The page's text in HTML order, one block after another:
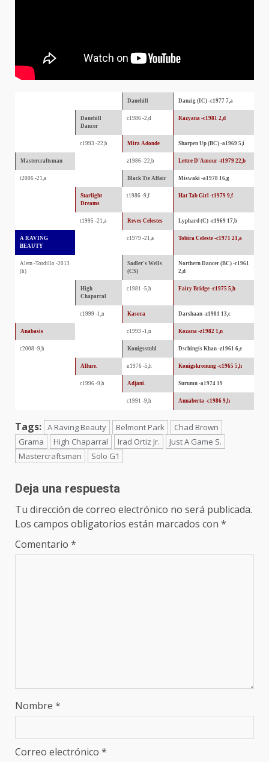
Danehill Danzig (IC) -c1977 7,a
Danehill
Dancer
c1986 -2,d Razyana -c1981 2,d
c1993 -22,b Mira Adonde Sharpen Up (BC) -a1969 5,i
Mastercraftsman z1986 -22,b Lettre D'Amour -t1979 22,b
t2006 -21,a Black Tie Affair Miswaki -a1978 16,g
Starlight
Dreams
t1986 -9,f Hat Tab Girl -t1979 9,f
t1995 -21,a Reves Celestes Lyphard (C) -c1969 17,b
A RAVING
BEAUTY
c1979 -21,a Tobira Celeste -c1971 21,a
Alem -Tordillo -2013
(h)
Sadler's Wells
(CS)
Northern Dancer (BC) -c1961
2,d
High
Chaparral
c1981 -5,h Fairy Bridge -c1975 5,h
c1999 -1,n Kasora Darshaan -z1981 13,c
Anabasis c1993 -1,n Kozana -z1982 1,n
c2008 -9,h Konigsstuhl Dschingis Khan -z1961 6,e
Allure. n1976 -5,h Konigskronung -c1965 5,h
c1996 -9,h Adjani. Surumu -a1974 19
c1991 -9,h Annaberta -c1986 9,h
Tags: A Raving Beauty Belmont Park
Chad Brown
Grama
High Chaparral Irad Ortiz Jr.
Just A Game S.
Mastercraftsman
Solo G1
Deja una respuesta
Tu dirección de correo electrónico no será publicada.
Los campos obligatorios están marcados con *
Comentario *
Nombre *
Correo electrónico *